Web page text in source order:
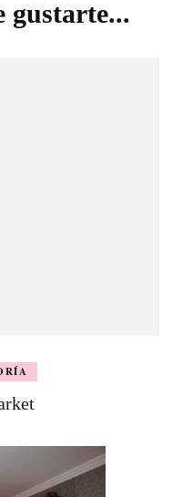
gustarte...